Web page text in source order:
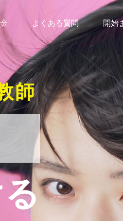
よくある質問 開始
師